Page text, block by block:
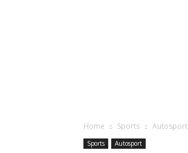
Home Sports Autosport
Sports Autosport